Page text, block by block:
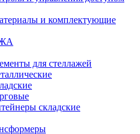
и комплектующие
для стеллажей
складские